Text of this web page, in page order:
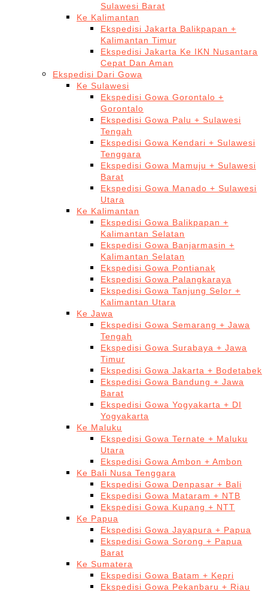
Sulawesi Barat
Ke Kalimantan
Ekspedisi Jakarta Balikpapan +
Kalimantan Timur
Ekspedisi Jakarta Ke IKN Nusantara
Cepat Dan Aman
Ekspedisi Dari Gowa
Ke Sulawesi
Ekspedisi Gowa Gorontalo +
Gorontalo
Ekspedisi Gowa Palu + Sulawesi
Tengah
Ekspedisi Gowa Kendari + Sulawesi
Tenggara
Ekspedisi Gowa Mamuju + Sulawesi
Barat
Ekspedisi Gowa Manado + Sulawesi
Utara
Ke Kalimantan
Ekspedisi Gowa Balikpapan +
Kalimantan Selatan
Ekspedisi Gowa Banjarmasin +
Kalimantan Selatan
Ekspedisi Gowa Pontianak
Ekspedisi Gowa Palangkaraya
Ekspedisi Gowa Tanjung Selor +
Kalimantan Utara
Ke Jawa
Ekspedisi Gowa Semarang + Jawa
Tengah
Ekspedisi Gowa Surabaya + Jawa
Timur
Ekspedisi Gowa Jakarta + Bodetabek
Ekspedisi Gowa Bandung + Jawa
Barat
Ekspedisi Gowa Yogyakarta + DI
Yogyakarta
Ke Maluku
Ekspedisi Gowa Ternate + Maluku
Utara
Ekspedisi Gowa Ambon + Ambon
Ke Bali Nusa Tenggara
Ekspedisi Gowa Denpasar + Bali
Ekspedisi Gowa Mataram + NTB
Ekspedisi Gowa Kupang + NTT
Ke Papua
Ekspedisi Gowa Jayapura + Papua
Ekspedisi Gowa Sorong + Papua
Barat
Ke Sumatera
Ekspedisi Gowa Batam + Kepri
Ekspedisi Gowa Pekanbaru + Riau